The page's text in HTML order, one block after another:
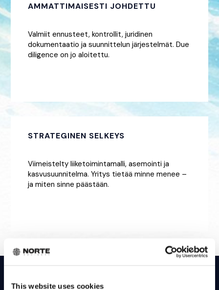
This website uses cookies
AMMATTIMAISESTI JOHDETTU
Valmiit ennusteet, kontrollit, juridinen
dokumentaatio ja suunnittelun järjestelmät. Due
diligence on jo aloitettu.
STRATEGINEN SELKEYS
Viimeistelty liiketoimintamalli, asemointi ja
kasvusuunnitelma. Yritys tietää minne menee –
ja miten sinne päästään.